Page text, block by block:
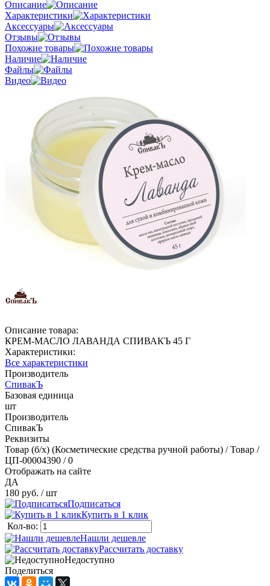
Описание
Характеристики
Аксессуары
Отзывы
Похожие товары
Наличие
Файлы
Видео
Описание товара:
КРЕМ-МАСЛО ЛАВАНДА СПИВАКЪ 45 Г
Характеристики:
Все характеристики
Производитель
СпивакЪ
Базовая единица
шт
Производитель
СпивакЪ
Реквизиты
Товар (б/х) (Косметические средства ручной работы) / Товар /
ЦП-00004390 / 0
Отображать на сайте
ДА
180 руб. / шт
Подписаться
Купить в 1 клик
Кол-во:
Нашли дешевле
Рассчитать доставку
Недоступно
Поделиться